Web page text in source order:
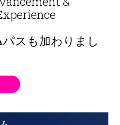
xperience
パスも加わりまし